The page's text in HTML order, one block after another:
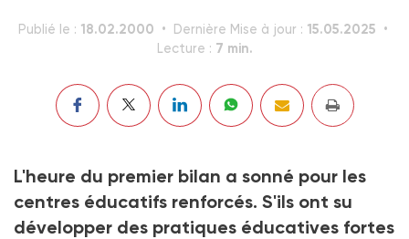
Publié le : 18.02.2000 Dernière Mise à jour : 15.05.2025
Lecture : 7 min.
L'heure du premier bilan a sonné pour les
centres éducatifs renforcés. S'ils ont su
développer des pratiques éducatives fortes